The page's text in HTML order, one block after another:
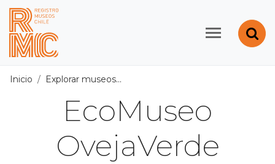
Contenido principal
Registro de Museos
Inicio Explorar museos
EcoMuseo
OvejaVerde